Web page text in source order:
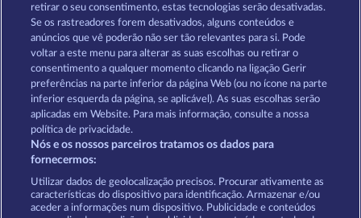
Termos e Condições
Declaração de Privacidade Marca
Empresa Perguntas frequentes
Programa de parceiros afiliados Facebook
Enviar pedido de rescisão
retirar o seu consentimento, estas tecnologias serão desativadas.
Se os rastreadores forem desativados, alguns conteúdos e
anúncios que vê poderão não ser tão relevantes para si. Pode
voltar a este menu para alterar as suas escolhas ou retirar o
consentimento a qualquer momento clicando na ligação Gerir
preferências na parte inferior da página Web (ou no ícone na parte
inferior esquerda da página, se aplicável). As suas escolhas serão
aplicadas em Website. Para mais informação, consulte a nossa
política de privacidade.
Nós e os nossos parceiros tratamos os dados para
fornecermos:
Utilizar dados de geolocalização precisos. Procurar ativamente as
características do dispositivo para identificação. Armazenar e/ou
aceder a informações num dispositivo. Publicidade e conteúdos